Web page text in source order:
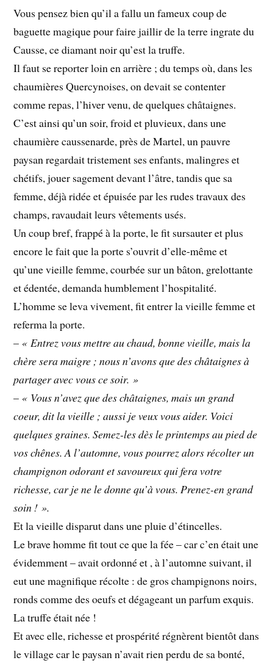
Vous pensez bien qu’il a fallu un fameux coup de
baguette magique pour faire jaillir de la terre ingrate du
Causse, ce diamant noir qu’est la truffe.
Il faut se reporter loin en arrière ; du temps où, dans les
chaumières Quercynoises, on devait se contenter
comme repas, l’hiver venu, de quelques châtaignes.
C’est ainsi qu’un soir, froid et pluvieux, dans une
chaumière caussenarde, près de Martel, un pauvre
paysan regardait tristement ses enfants, malingres et
chétifs, jouer sagement devant l’âtre, tandis que sa
femme, déjà ridée et épuisée par les rudes travaux des
champs, ravaudait leurs vêtements usés.
Un coup bref, frappé à la porte, le fit sursauter et plus
encore le fait que la porte s’ouvrit d’elle-même et
qu’une vieille femme, courbée sur un bâton, grelottante
et édentée, demanda humblement l’hospitalité.
L’homme se leva vivement, fit entrer la vieille femme et
referma la porte.
– « Entrez vous mettre au chaud, bonne vieille, mais la
chère sera maigre ; nous n’avons que des châtaignes à
partager avec vous ce soir. »
– « Vous n’avez que des châtaignes, mais un grand
coeur, dit la vieille ; aussi je veux vous aider. Voici
quelques graines. Semez-les dès le printemps au pied de
vos chênes. A l’automne, vous pourrez alors récolter un
champignon odorant et savoureux qui fera votre
richesse, car je ne le donne qu’à vous. Prenez-en grand
soin ! ».
Et la vieille disparut dans une pluie d’étincelles.
Le brave homme fit tout ce que la fée – car c’en était une
évidemment – avait ordonné et , à l’automne suivant, il
eut une magnifique récolte : de gros champignons noirs,
ronds comme des oeufs et dégageant un parfum exquis.
La truffe était née !
Et avec elle, richesse et prospérité régnèrent bientôt dans
le village car le paysan n’avait rien perdu de sa bonté,